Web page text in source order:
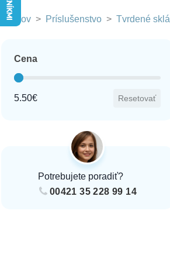
Domov > Príslušenstvo > Tvrdené sklá
Cena
Cena
5.50€
Resetovať
Potrebujete poradiť?
00421 35 228 99 14